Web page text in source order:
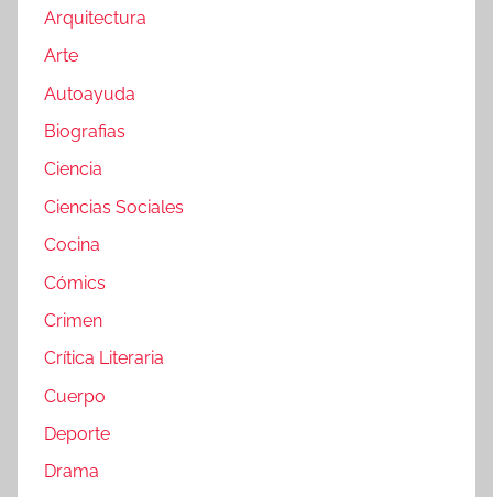
Arquitectura
Arte
Autoayuda
Biografias
Ciencia
Ciencias Sociales
Cocina
Cómics
Crimen
Crítica Literaria
Cuerpo
Deporte
Drama